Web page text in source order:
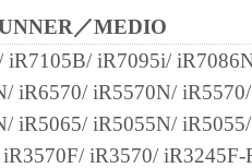
／MEDIO
iR7105B/ iR7095i/
iR6570/ iR5570N/
iR5065/ iR5055N/
iR3570/ iR3245F-